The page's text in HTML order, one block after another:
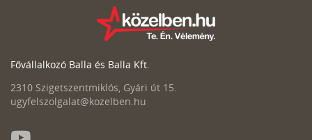
Fővállalkozó Balla és Balla Kft.
2310 Szigetszentmiklós, Gyári út 15.
ugyfelszolgalat@kozelben.hu